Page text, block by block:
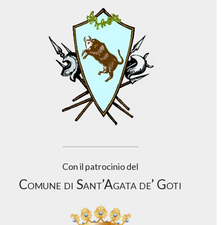
Con il patrocinio del
Comune di Sant’Agata de’ Goti